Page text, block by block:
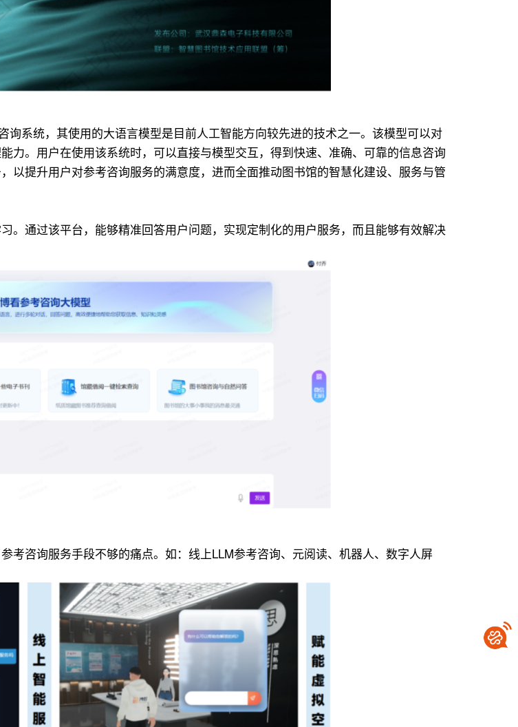
系统，其使用的大语言模型是目前人工智能方向较先进的技术之一。该模型可以对
力。用户在使用该系统时，可以直接与模型交互，得到快速、准确、可靠的信息咨询
以提升用户对参考咨询服务的满意度，进而全面推动图书馆的智慧化建设、服务与管
。通过该平台，能够精准回答用户问题，实现定制化的用户服务，而且能够有效解决
考咨询服务手段不够的痛点。如：线上LLM参考咨询、元阅读、机器人、数字人屏